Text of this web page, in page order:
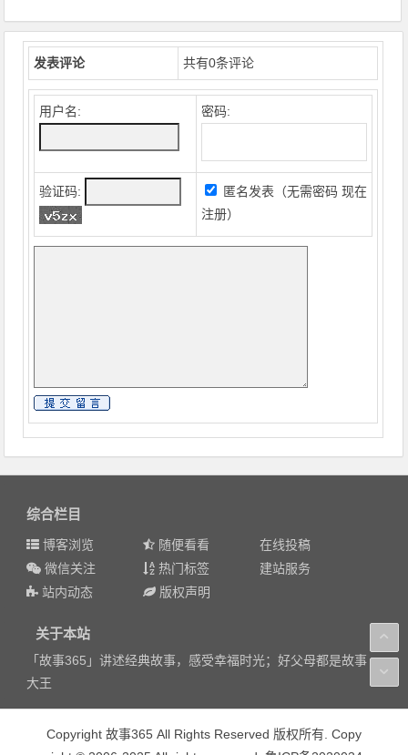
发表评论 共有0条评论
用户名: 密码:
验证码: 匿名发表（无需密码现在
注册）
综合栏目
博客浏览 随便看看
在线投稿
微信关注
热门标签
建站服务
站内动态
版权声明
关于本站
「故事365」讲述经典故事，感受幸福时光；好父母都是故事
大王
Copyright 故事365 All Rights Reserved 版权所有. Copy